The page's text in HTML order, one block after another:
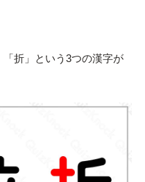
「折」という3つの漢字が